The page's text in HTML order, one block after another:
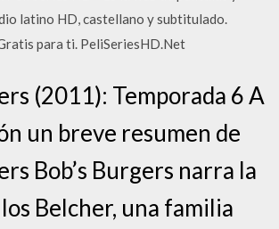
latino HD, castellano y subtitulado.
para ti. PeliSeriesHD.Net
(2011): Temporada 6 A
un breve resumen de
Bob’s Burgers narra la
Belcher, una familia